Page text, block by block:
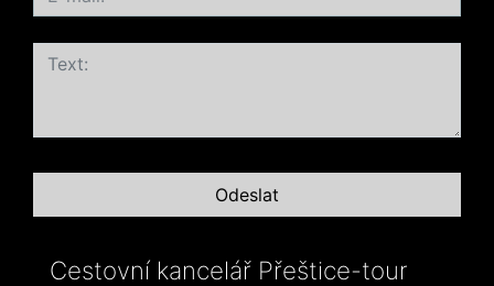
Cestovní kancelář Přeštice-tour